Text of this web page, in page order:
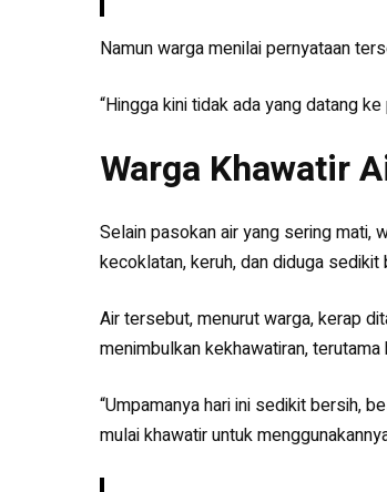
Namun warga menilai pernyataan
“Hingga kini tidak ada yang datang
Warga Khawatir
Selain pasokan air yang sering mati,
kecoklatan, keruh, dan diduga sedikit
Air tersebut, menurut warga, kerap
menimbulkan kekhawatiran,
“Umpamanya hari ini sedikit bersih,
mulai khawatir untuk